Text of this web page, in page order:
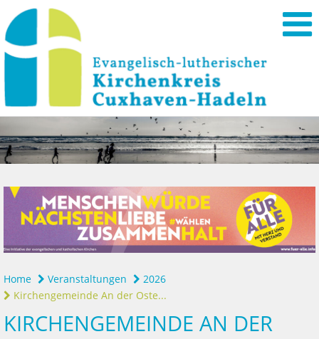
Home Veranstaltungen
2026
Kirchengemeinde An der Oste...
KIRCHENGEMEINDE AN DER